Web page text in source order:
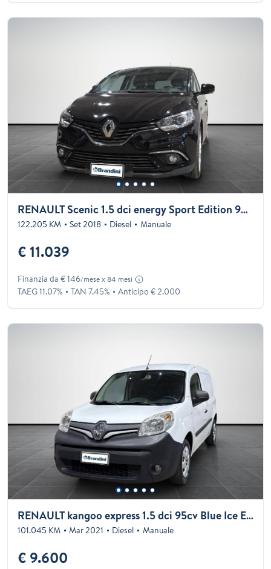
RENAULT Scenic 1.5 dci energy Sport Edition 95cv
122.205 KM Set 2018 Diesel Manuale
€ 11.039
Finanzia da € 146/mese x 84 mesi
TAEG 11.07% TAN 7.45% Anticipo € 2.000
RENAULT kangoo express 1.5 dci 95cv Blue Ice E6d-temp
101.045 KM Mar 2021 Diesel Manuale
€ 9.600